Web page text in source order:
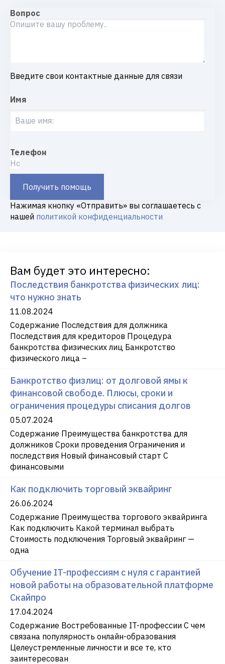
Вопрос
Введите свои контактные данные для связи
Имя
Телефон
Получить помощь
Нажимая кнопку «Отправить» вы соглашаетесь с
нашей политикой конфиденциальности
Вам будет это интересно:
Последствия банкротства физических лиц:
что нужно знать
11.08.2024
Содержание Последствия для должника
Последствия для кредиторов Процедура
банкротства физических лиц Банкротство
физического лица –
Банкротство физлиц: от долговой ямы к
финансовой свободе. Плюсы, сроки и
ограничения процедуры списания долгов
05.07.2024
Содержание Преимущества банкротства для
должников Сроки проведения Ограничения и
последствия Новый финансовый старт С
финансовыми
Как подключить торговый эквайринг
26.06.2024
Содержание Преимущества торгового эквайринга
Как подключить Какой терминал выбрать
Стоимость подключения Торговый эквайринг —
одна
Обучение IT-профессиям с нуля с гарантией
новой работы на образовательной платформе
Скайпро
17.04.2024
Содержание Востребованные IT-профессии С чем
связана популярность онлайн-образования
Целеустремленные личности и все те, кто
заинтересован